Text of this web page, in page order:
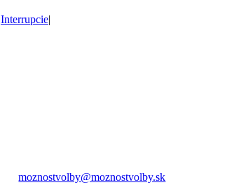
Interrupcie|
moznostvolby@moznostvolby.sk